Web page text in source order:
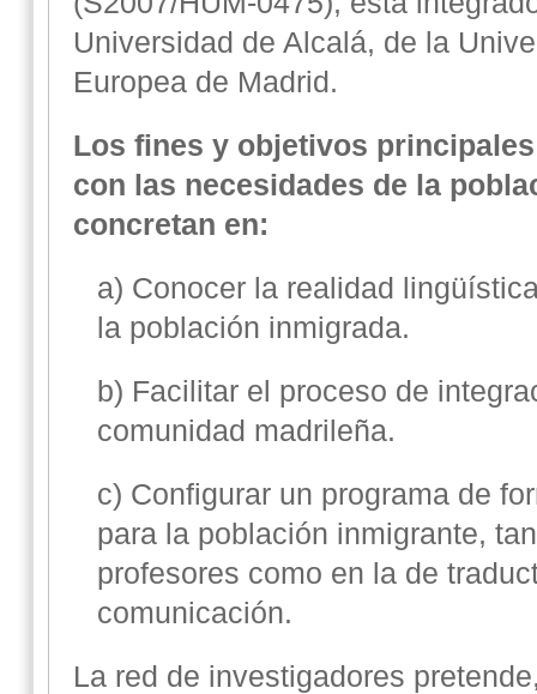
Universidad de Alcalá, de la
Europea de Madrid.
Los fines y objetivos
con las necesidades de la
concretan en:
a) Conocer la realidad
la población inmigrada.
b) Facilitar el proceso de
comunidad madrileña.
c) Configurar un programa de
para la población inmigrante,
profesores como en la de
comunicación.
La red de investigadores